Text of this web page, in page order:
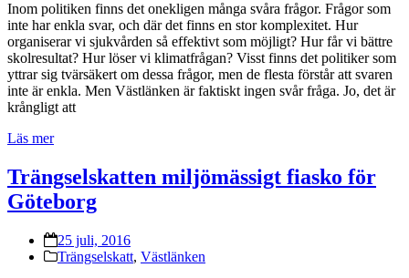
Inom politiken finns det onekligen många svåra frågor. Frågor som
inte har enkla svar, och där det finns en stor komplexitet. Hur
organiserar vi sjukvården så effektivt som möjligt? Hur får vi bättre
skolresultat? Hur löser vi klimatfrågan? Visst finns det politiker som
yttrar sig tvärsäkert om dessa frågor, men de flesta förstår att svaren
inte är enkla. Men Västlänken är faktiskt ingen svår fråga. Jo, det är
krångligt att
Läs mer
Trängselskatten miljömässigt fiasko för
Göteborg
25 juli, 2016
Trängselskatt, Västlänken